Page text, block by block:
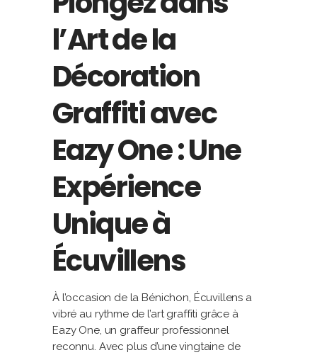
l’Art de la
Décoration
Graffiti avec
Eazy One : Une
Expérience
Unique à
Écuvillens
À l’occasion de la Bénichon, Écuvillens a
vibré au rythme de l’art graffiti grâce à
Eazy One, un graffeur professionnel
reconnu. Avec plus d’une vingtaine de